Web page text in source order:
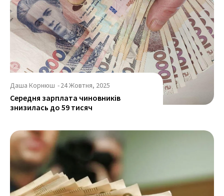
Даша Корнюш -24 Жовтня, 2025
Середня зарплата чиновників
знизилась до 59 тисяч